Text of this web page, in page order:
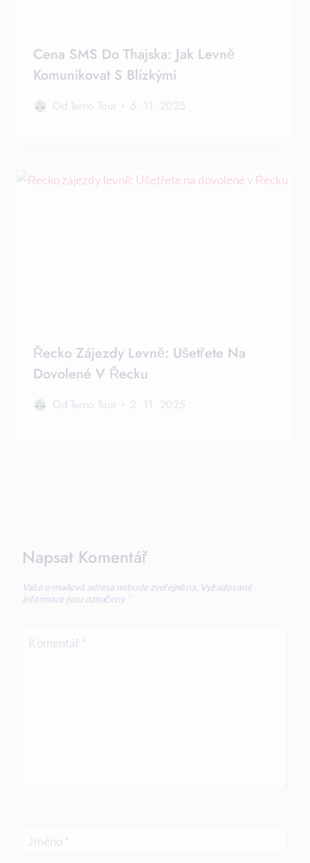
Cena SMS Do Thajska: Jak Levně
Komunikovat S Blízkými
Od Terno Tour 6. 11. 2025
Řecko Zájezdy Levně: Ušetřete Na
Dovolené V Řecku
Od Terno Tour 2. 11. 2025
Napsat Komentář
Vaše e-mailová adresa nebude zveřejněna. Vyžadované
informace jsou označeny *
Komentář *
Jméno *